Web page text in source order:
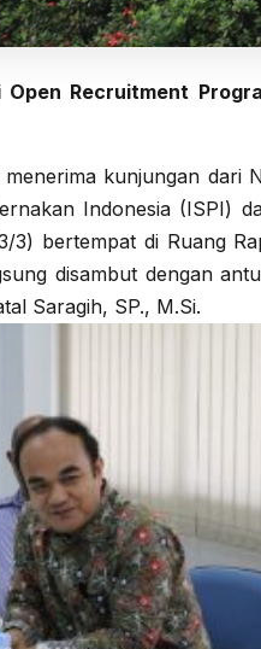
Recruitment
kunjungan dari
Indonesia (ISPI)
3) bertempat di Ruang
disambut dengan
Saragih, SP., M.Si.